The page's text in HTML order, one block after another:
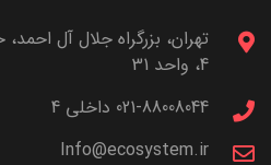
4، واحد 31
021-88008044 داخلی 4
Info@ecosystem.ir